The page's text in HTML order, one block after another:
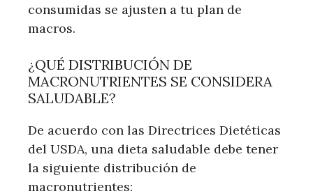
consumidas se ajusten a tu plan de
macros.
¿QUÉ DISTRIBUCIÓN DE
MACRONUTRIENTES SE CONSIDERA
SALUDABLE?
De acuerdo con las Directrices Dietéticas
del USDA, una dieta saludable debe tener
la siguiente distribución de
macronutrientes: